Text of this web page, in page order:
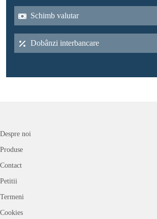
Schimb valutar
Dobânzi interbancare
Despre noi
Produse
Contact
Petitii
Termeni
Cookies